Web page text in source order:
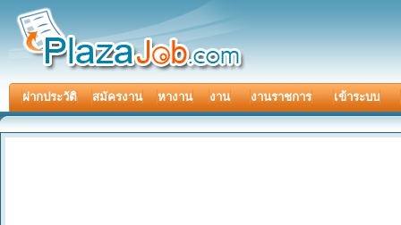
ฝากประวัติ สมัครงาน หางาน งาน งานราชการ เข้าระบบ